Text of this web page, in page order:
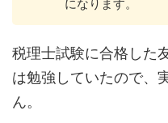
になります。
税理士試験に合格した
は勉強していたので、
ん。